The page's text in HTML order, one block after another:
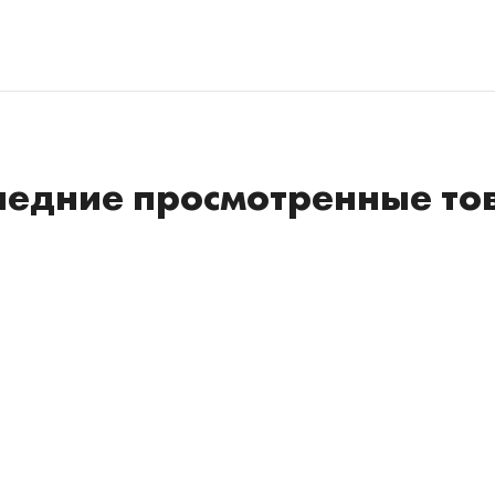
просмотренные